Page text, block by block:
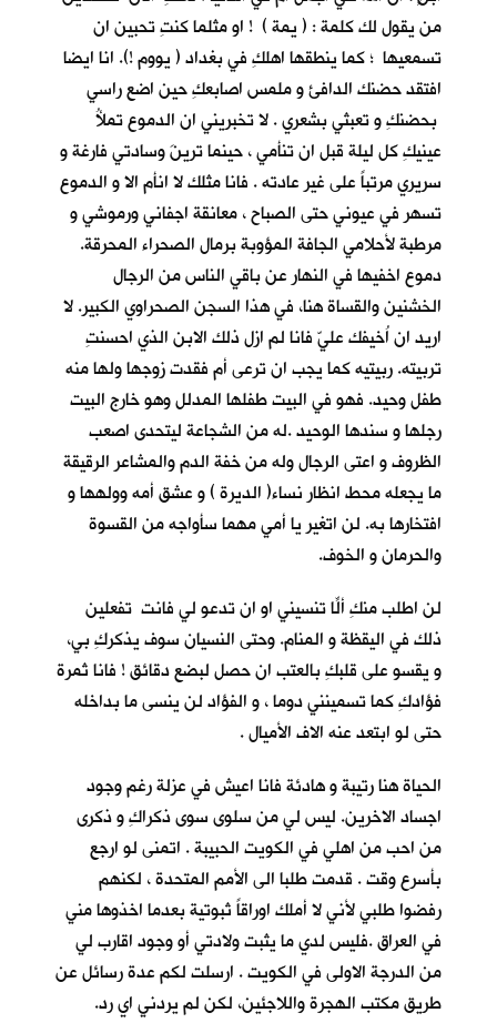
من يقول لك كلمة : ( يمة ) ! او مثلما كنتِ تحبين ان
تسمعيها ؛ كما ينطقها اهلكِ في بغداد ( يووم !). انا ايضا
افتقد حضنك الدافئ و ملمس اصابعكِ حين اضع راسي
بحضنكِ و تعبثي بشعري . لا تخبريني ان الدموع تملأُ
عينيكِ كل ليلة قبل ان تنأمي ، حينما ترينَ وسادتي فارغة و
سريري مرتباً على غير عادته . فانا مثلك لا انأم الا و الدموع
تسهر في عيوني حتى الصباح ، معانقة اجفاني ورموشي و
مرطبة لأحلامي الجافة المؤوبة برمال الصحراء المحرقة.
دموع اخفيها في النهار عن باقي الناس من الرجال
الخشنين والقساة هنا، في هذا السجن الصحراوي الكبير. لا
اريد ان اُخيفك عليّ فانا لم ازل ذلك الابن الذي احسنتِ
تربيته. ربيتيه كما يجب ان ترعى أم فقدت زوجها ولها منه
طفل وحيد. فهو في البيت طفلها المدلل وهو خارج البيت
رجلها و سندها الوحيد .له من الشجاعة ليتحدى اصعب
الظروف و اعتى الرجال وله من خفة الدم والمشاعر الرقيقة
ما يجعله محط انظار نساء( الديرة ) و عشق أمه وولهها و
افتخارها به. لن اتغير يا أمي مهما سأواجه من القسوة
والحرمان و الخوف.
لن اطلب منكِ ألّا تنسيني او ان تدعو لي فانتِ تفعلين
ذلك في اليقظة و المنام. وحتى النسيان سوف يذكركِ بي،
و يقسو على قلبكِ بالعتب ان حصل لبضع دقائق ! فانا ثمرة
فؤادكِ كما تسمينني دوما ، و الفؤاد لن ينسى ما بداخله
حتى لو ابتعد عنه الاف الأميال .
الحياة هنا رتيبة و هادئة فانا اعيش في عزلة رغم وجود
اجساد الاخرين. ليس لي من سلوى سوى ذكراكِ و ذكرى
من احب من اهلي في الكويت الحبيبة . اتمنى لو ارجع
بأسرع وقت . قدمت طلبا الى الأمم المتحدة ، لكنهم
رفضوا طلبي لأني لا أملك اوراقاً ثبوتية بعدما اخذوها مني
في العراق .فليس لدي ما يثبت ولادتي أو وجود اقارب لي
من الدرجة الاولى في الكويت . ارسلت لكم عدة رسائل عن
طريق مكتب الهجرة واللاجئين، لكن لم يردني اي رد.